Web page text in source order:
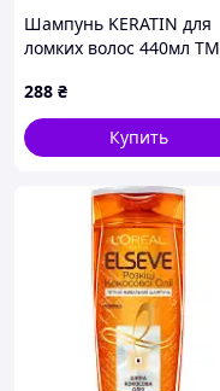
Шампунь KERATIN для
ломких волос 440мл ТМ
288 ₴
Купить